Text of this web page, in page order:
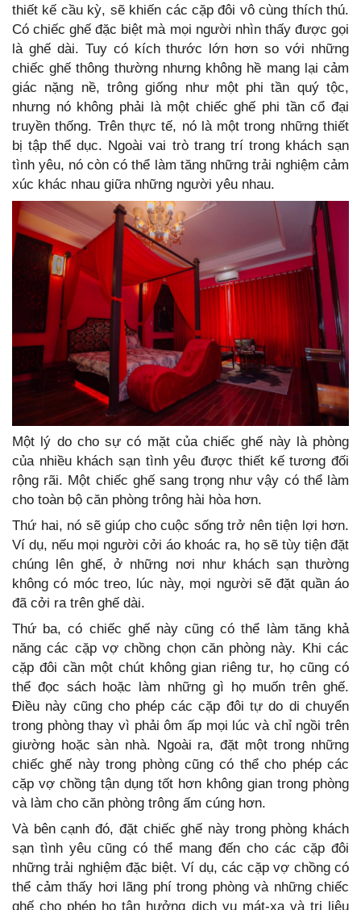
thiết kế cầu kỳ, sẽ khiến các cặp đôi vô cùng thích thú.
Có chiếc ghế đặc biệt mà mọi người nhìn thấy được gọi
là ghế dài. Tuy có kích thước lớn hơn so với những
chiếc ghế thông thường nhưng không hề mang lại cảm
giác nặng nề, trông giống như một phi tần quý tộc,
nhưng nó không phải là một chiếc ghế phi tần cổ đại
truyền thống. Trên thực tế, nó là một trong những thiết
bị tập thể dục. Ngoài vai trò trang trí trong khách sạn
tình yêu, nó còn có thể làm tăng những trải nghiệm cảm
xúc khác nhau giữa những người yêu nhau.
Một lý do cho sự có mặt của chiếc ghế này là phòng
của nhiều khách sạn tình yêu được thiết kế tương đối
rộng rãi. Một chiếc ghế sang trọng như vậy có thể làm
cho toàn bộ căn phòng trông hài hòa hơn.
Thứ hai, nó sẽ giúp cho cuộc sống trở nên tiện lợi hơn.
Ví dụ, nếu mọi người cởi áo khoác ra, họ sẽ tùy tiện đặt
chúng lên ghế, ở những nơi như khách sạn thường
không có móc treo, lúc này, mọi người sẽ đặt quần áo
đã cởi ra trên ghế dài.
Thứ ba, có chiếc ghế này cũng có thể làm tăng khả
năng các cặp vợ chồng chọn căn phòng này. Khi các
cặp đôi cần một chút không gian riêng tư, họ cũng có
thể đọc sách hoặc làm những gì họ muốn trên ghế.
Điều này cũng cho phép các cặp đôi tự do di chuyển
trong phòng thay vì phải ôm ấp mọi lúc và chỉ ngồi trên
giường hoặc sàn nhà. Ngoài ra, đặt một trong những
chiếc ghế này trong phòng cũng có thể cho phép các
cặp vợ chồng tận dụng tốt hơn không gian trong phòng
và làm cho căn phòng trông ấm cúng hơn.
Và bên cạnh đó, đặt chiếc ghế này trong phòng khách
sạn tình yêu cũng có thể mang đến cho các cặp đôi
những trải nghiệm đặc biệt. Ví dụ, các cặp vợ chồng có
thể cảm thấy hơi lãng phí trong phòng và những chiếc
ghế cho phép họ tận hưởng dịch vụ mát-xa và trị liệu